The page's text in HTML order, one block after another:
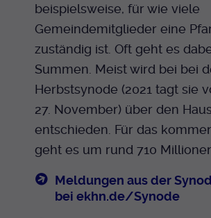
beispielsweise, für wie viele
Gemeindemitglieder eine
zuständig ist. Oft geht es
Summen. Meist wird bei bei
Herbstsynode (2021 tagt sie
27. November) über den
entschieden. Für das
geht es um rund 710
Meldungen aus der
bei ekhn.de/Synode
Anbieter EKHN
Laufzeit
Bei Ausahl nur
dieser Cookie am Ende
gelöscht. Ansonsten 1
Zweck
Einstellungen. Eine
nach dem Namen gibt